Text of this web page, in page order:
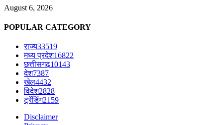
August 6, 2026
POPULAR CATEGORY
राज्य33519
मध्य प्रदेश16822
छत्तीसगढ़10143
देश7387
खेल4432
विदेश2828
ट्रेंडिंग2159
Disclaimer